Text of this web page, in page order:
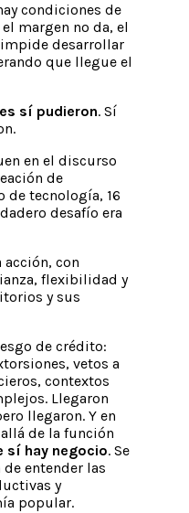
condiciones de
margen no da, el
desarrollar
que llegue el
sí pudieron. Sí
en el discurso
de
de tecnología, 16
desafío era
acción, con
flexibilidad y
y sus
de crédito:
vetos a
contextos
Llegaron
llegaron. Y en
de la función
sí hay negocio. Se
entender las
y
popular.